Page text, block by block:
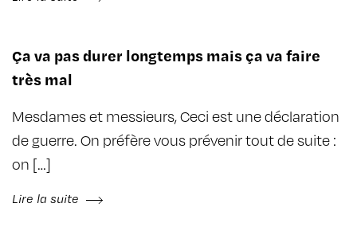
Ça va pas durer long­temps mais ça va faire
très mal
Mesdames et messieurs, Ceci est une décla­ra­tion
de guerre. On préfère vous préve­nir tout de suite :
on […]
Lire la suite